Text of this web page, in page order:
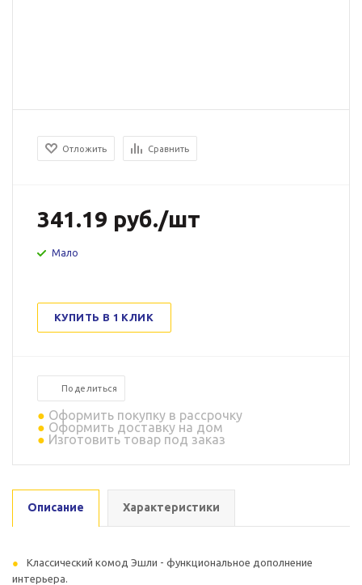
Отложить Сравнить
341.19 руб./шт
Мало
КУПИТЬ В 1 КЛИК
Поделиться
Оформить покупку в рассрочку
Оформить доставку на дом
Изготовить товар под заказ
Описание Характеристики
Классический комод Эшли - функциональное дополнение
интерьера.